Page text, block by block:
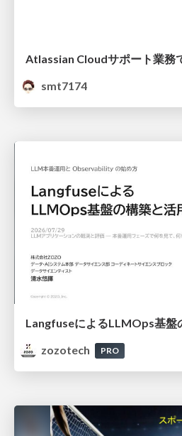
smt7174
LangfuseによるLLMOps基盤
zozotech
PRO